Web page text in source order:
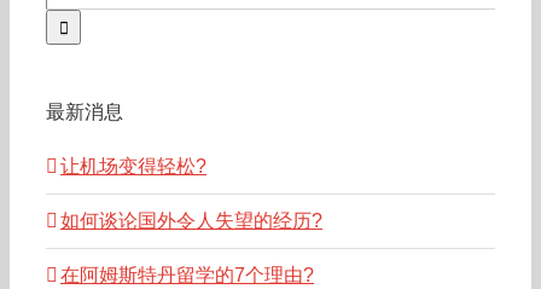
for:
最新消息
让机场变得轻松?
如何谈论国外令人失望的经历?
在阿姆斯特丹留学的7个理由?